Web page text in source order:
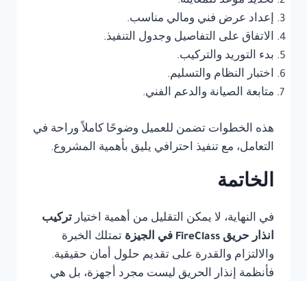
إعداد عرض فني ومالي مناسب.
الاتفاق على التفاصيل وجدول التنفيذ.
بدء التوريد والتركيب.
اختبار النظام والتسليم.
متابعة الصيانة والدعم الفني.
هذه الخطوات تضمن للعميل وضوحًا كاملاً وراحة في
التعامل، مع تنفيذ احترافي يليق بأهمية المشروع.
الخاتمة
في النهاية، لا يمكن التقليل من أهمية اختيار تركيب
انذار حريق FireClass في الجيزة
تمتلك الخبرة
والالتزام والقدرة على تقديم حلول أمان حقيقية.
فأنظمة إنذار الحريق ليست مجرد أجهزة، بل هي